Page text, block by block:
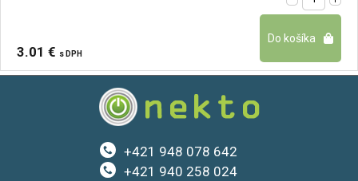
3.01 € s DPH
+421 948 078 642
+421 940 258 024